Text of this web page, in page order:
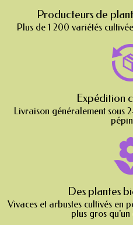
Producteurs de
Plus de 1 200 variétés
Expédition
Livraison généralement sous
Des plantes
Vivaces et arbustes cultivés en
plus gros